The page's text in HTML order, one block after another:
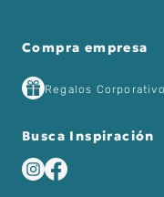
Compra empresa
Regalos
Busca Inspiración